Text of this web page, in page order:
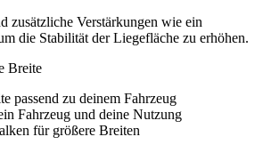
zusätzliche Verstärkungen wie ein
die Stabilität der Liegefläche zu erhöhen.
Breite
passend zu deinem Fahrzeug
Fahrzeug und deine Nutzung
für größere Breiten